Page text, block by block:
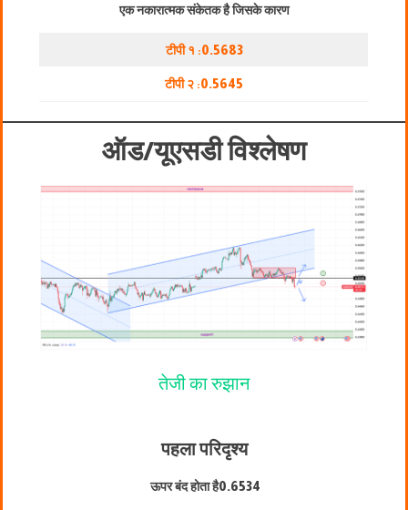
एक नकारात्मक संकेतक है जिसके कारण
टीपी १ :0.5683
टीपी २ :0.5645
ऑड/यूएसडी विश्लेषण
तेजी का रुझान
पहला परिदृश्य
ऊपर बंद होता है0.6534